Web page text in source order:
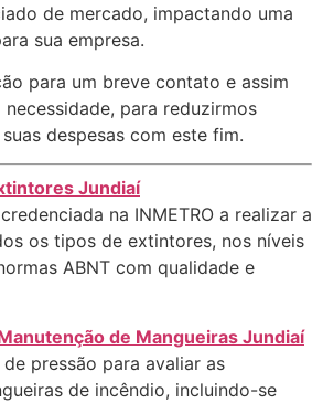
de mercado, impactando uma
sua empresa.
para um breve contato e assim
necessidade, para reduzirmos
despesas com este fim.
Jundiaí
na INMETRO a realizar a
os tipos de extintores, nos níveis
ABNT com qualidade e
de Mangueiras Jundiaí
pressão para avaliar as
de incêndio, incluindo-se